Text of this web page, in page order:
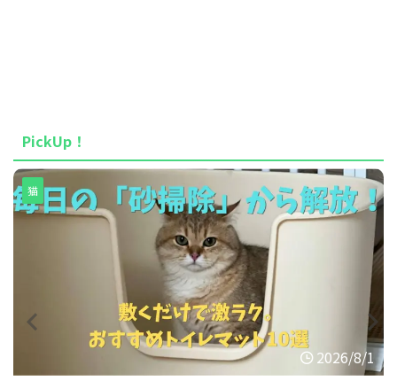
PickUp！
猫
2026/8/1